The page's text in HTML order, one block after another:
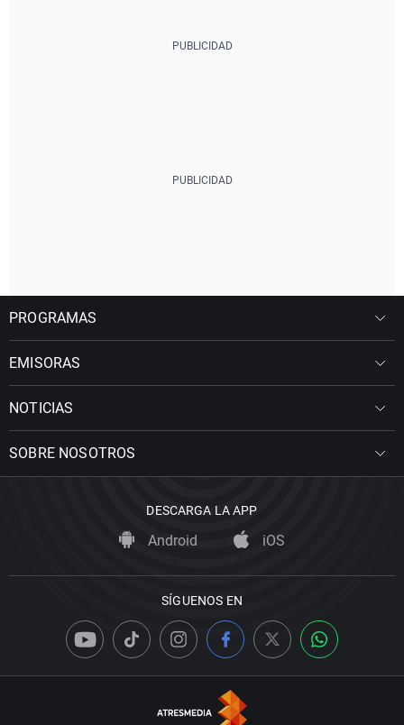
PROGRAMAS
EMISORAS
NOTICIAS
SOBRE NOSOTROS
DESCARGA LA APP
Android iOS
SÍGUENOS EN